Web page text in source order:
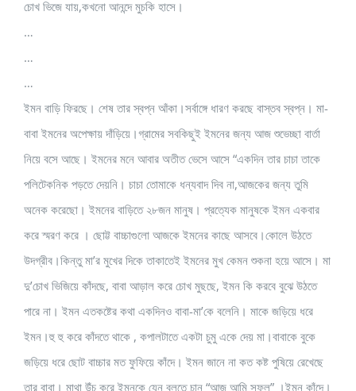
চোখ ভিজে যায়,কখনো আনন্দে মুচকি হাসে।
…
…
…
ইমন বাড়ি ফিরছে। শেষ তার স্বপ্ন আঁকা।সর্বাঙ্গে ধারণ করছে বাস্তব স্বপ্ন। মা-
বাবা ইমনের অপেক্ষায় দাঁড়িয়ে।গ্রামের সবকিছুই ইমনের জন্য আজ শুভেচ্ছা বার্তা
নিয়ে বসে আছে। ইমনের মনে আবার অতীত ভেসে আসে “একদিন তার চাচা তাকে
পলিটেকনিক পড়তে দেয়নি। চাচা তোমাকে ধন্যবাদ দিব না,আজকের জন্য তুমি
অনেক করেছো। ইমনের বাড়িতে ২৮জন মানুষ। প্রত্যেক মানুষকে ইমন একবার
করে স্মরণ করে । ছোট্ট বাচ্চাগুলো আজকে ইমনের কাছে আসবে।কোলে উঠতে
উদগ্রীব।কিন্তু মা’র মুখের দিকে তাকাতেই ইমনের মুখ কেমন শুকনা হয়ে আসে। মা
দু’চোখ ভিজিয়ে কাঁদছে, বাবা আড়াল করে চোখ মুছছে, ইমন কি করবে বুঝে উঠতে
পারে না। ইমন এতকষ্টের কথা একদিনও বাবা-মা’কে বলেনি। মাকে জড়িয়ে ধরে
ইমন।হু হু করে কাঁদতে থাকে , কপালটাতে একটা চুমু একে দেয় মা।বাবাকে বুকে
জড়িয়ে ধরে ছোট বাচ্চার মত ফুফিয়ে কাঁদে। ইমন জানে না কত কষ্ট পুষিয়ে রেখেছে
তার বাবা। মাথা উঁচু করে ইমনকে যেন বলতে চান “আজ আমি সফল” ।ইমন কাঁদে।